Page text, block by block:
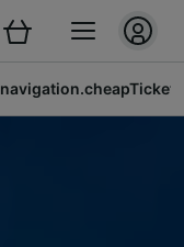
navigation.cheapTickets